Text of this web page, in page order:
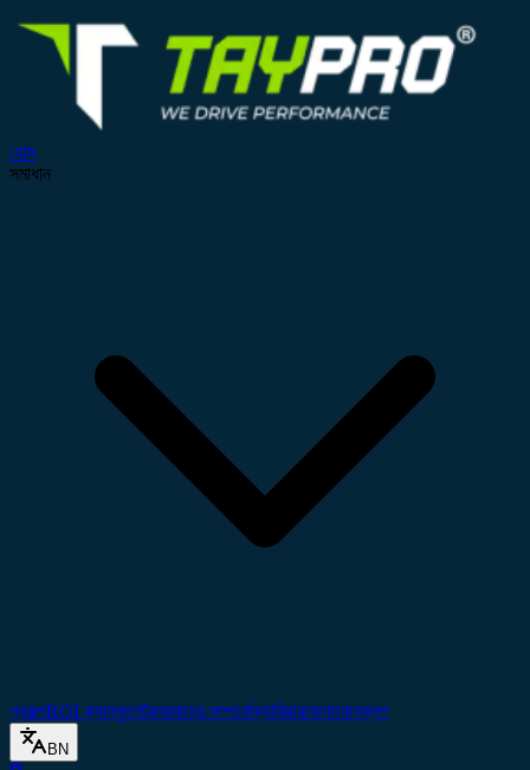
হোম
সমাধান
প্রকল্পROI ক্যালকুলেটরআমাদের সম্পর্কেক্যারিয়ারযোগাযোগব্লগ
BN